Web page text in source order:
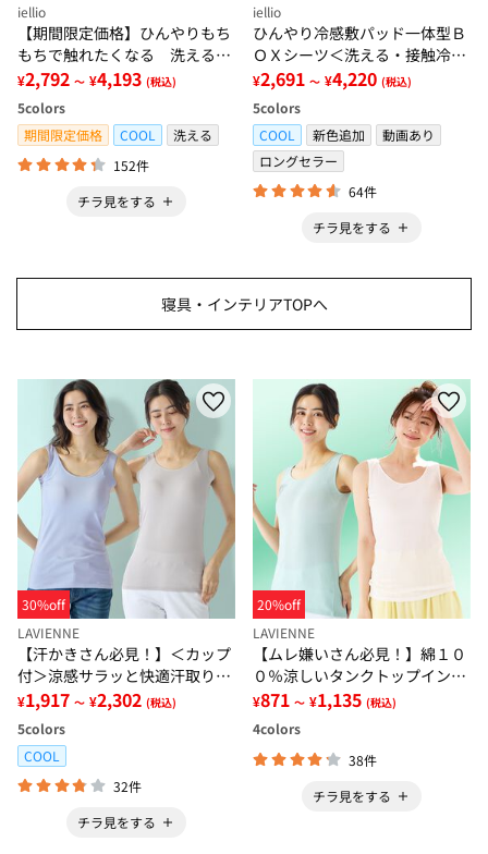
iellio
【期間限定価格】ひんやりもち
もちで触れたくなる 洗えるラ
グ＜低反発・滑りにくい・接触
冷感・防ダニ・カーペット＞
¥2,792 ～ ¥4,193 (税込)
5colors
期間限定価格
COOL
洗える
152件
チラ見をする
iellio
ひんやり冷感敷パッド一体型Ｂ
ＯＸシーツ＜洗える・接触冷
感・抗菌防臭・時短・家事楽・
ボックスシーツ・寝苦しさ対策
＞
¥2,691 ～ ¥4,220 (税込)
5colors
COOL
新色追加
動画あり
ロングセラー
64件
チラ見をする
寝具・インテリアTOPへ
30%off
LAVIENNE
【汗かきさん必見！】＜カップ
付＞涼感サラッと快適汗取りタ
ンクトップインナー＜さらりラ
ボ＞
¥1,917 ～ ¥2,302 (税込)
5colors
COOL
32件
チラ見をする
20%off
LAVIENNE
【ムレ嫌いさん必見！】綿１０
０％涼しいタンクトップインナ
ー＜さらりラボ＞
¥871 ～ ¥1,135 (税込)
4colors
38件
チラ見をする